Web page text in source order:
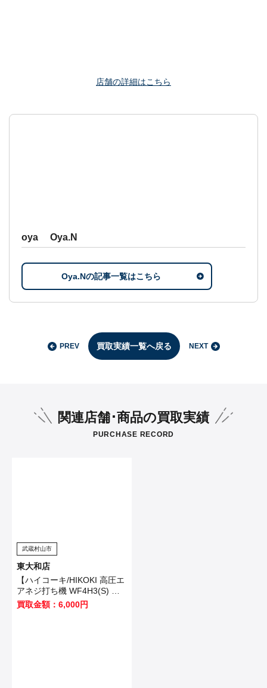
店舗の詳細はこちら
oya Oya.N
Oya.Nの記事一覧はこちら
PREV 買取実績一覧へ戻る NEXT
関連店舗･商品の買取実績
PURCHASE RECORD
武蔵村山市
東大和店
【ハイコーキ/HIKOKI 高圧エ
アネジ打ち機 WF4H3(S) 】
武蔵村山市のお客様から買取
させていただきました！
買取金額：6,000円